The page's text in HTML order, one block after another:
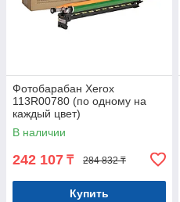
Фотобарабан Xerox
113R00780 (по одному на
каждый цвет)
В наличии
242 107 ₸ 284 832 ₸
Купить